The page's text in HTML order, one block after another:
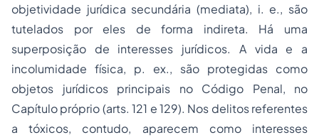
objetividade jurídica secundária (mediata), i. e., são
tutelados por eles de forma indireta. Há uma
superposição de interesses jurídicos. A vida e a
incolumidade física, p. ex., são protegidas como
objetos jurídicos principais no Código Penal, no
Capítulo próprio (arts. 121 e 129). Nos delitos referentes
a tóxicos, contudo, aparecem como interesses